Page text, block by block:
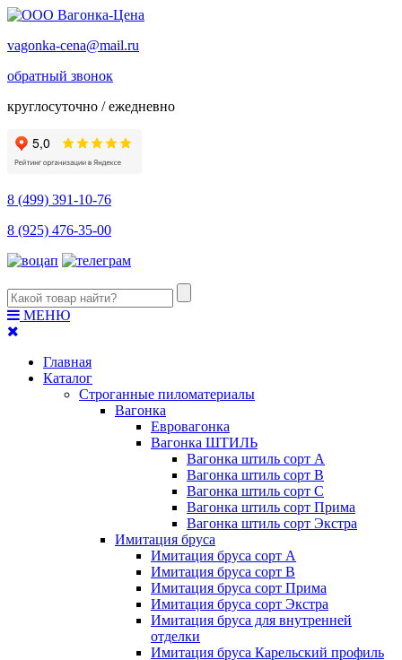
vagonka-cena@mail.ru
обратный звонок
круглосуточно / ежедневно
8 (499) 391-10-76
8 (925) 476-35-00
МЕНЮ
Главная
Каталог
Строганные пиломатериалы
Вагонка
Евровагонка
Вагонка ШТИЛЬ
Вагонка штиль сорт А
Вагонка штиль сорт В
Вагонка штиль сорт С
Вагонка штиль сорт Прима
Вагонка штиль сорт Экстра
Имитация бруса
Имитация бруса сорт А
Имитация бруса сорт В
Имитация бруса сорт Прима
Имитация бруса сорт Экстра
Имитация бруса для внутренней
отделки
Имитация бруса Карельский профиль